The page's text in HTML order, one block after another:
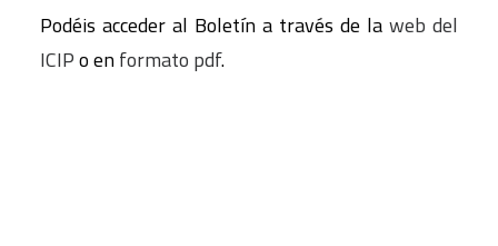
Podéis acceder al Boletín a través de la web del
ICIPo enformato pdf.